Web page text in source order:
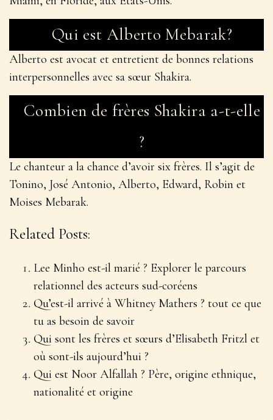
Qui est Alberto Mebarak?
Alberto est avocat et entretient de bonnes relations
interpersonnelles avec sa sœur Shakira.
Combien de frères Shakira a-t-elle
?
Le chanteur a la chance d’avoir six frères. Il s’agit de
Tonino, José Antonio, Alberto, Edward, Robin et
Moises Mebarak.
Related Posts:
Lee Minho est-il marié ? Explorer le parcours
relationnel des acteurs sud-coréens
Qu’est-il arrivé à Whitney Mathers ? tout ce que
tu as besoin de savoir
Qui sont les frères et sœurs d’Elisabeth Fritzl et
où sont-ils aujourd’hui ?
Qui est Noor Alfallah ? Père, origine ethnique,
nationalité et origine